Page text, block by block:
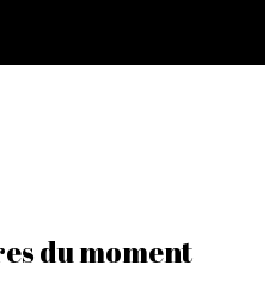
du moment